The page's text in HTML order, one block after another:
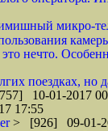
микро-
нечто.
поездках, но
10-01-2017
17:55
> [926] 09-01-